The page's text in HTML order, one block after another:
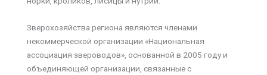
Зверохозяйства региона являются членами
некоммерческой организации «Национальная
ассоциация звероводов», основанной в 2005 году и
объединяющей организации, связанные с